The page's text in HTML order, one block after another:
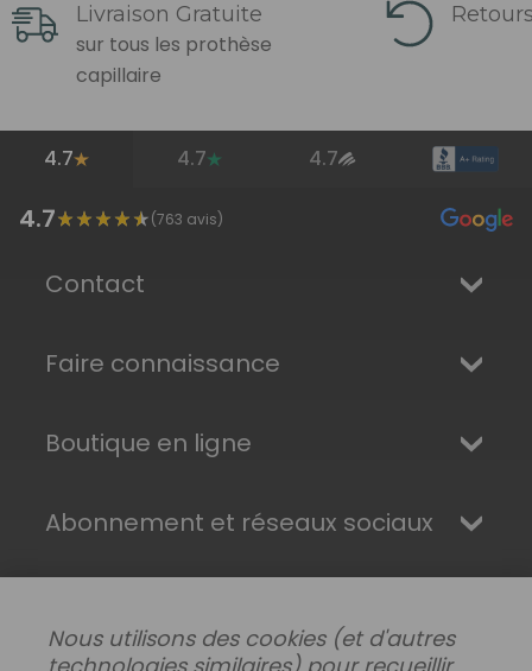
Livraison Gratuite
sur tous les prothèse
capillaire
4.7 4.7 4.7
4.7 (763 avis)
Contact
Faire connaissance
Boutique en ligne
Abonnement et réseaux sociaux
Nous utilisons des cookies (et d'autres